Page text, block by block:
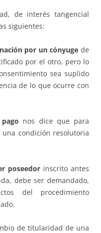
de interés tangencial
siguientes:
por un cónyuge de
por el otro, pero lo
sea suplido
de lo que ocurre con
nos dice que para
condición resolutoria
poseedorinscrito antes
debe ser demandado,
del procedimiento
de titularidad de una